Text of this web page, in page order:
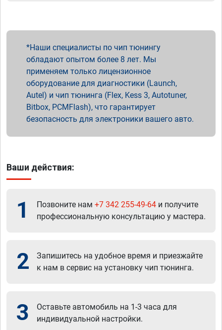
Наши специалисты по чип тюнингу
обладают опытом более 8 лет. Мы
применяем только лицензионное
оборудование для диагностики (Launch,
Autel) и чип тюнинга (Flex, Kess 3, Autotuner,
Bitbox, PCMFlash), что гарантирует
безопасность для электроники вашего авто.
Ваши действия:
1 Позвоните нам +7 342 255-49-64 и получите
профессиональную консультацию у мастера.
2
Запишитесь на удобное время и приезжайте
к нам в сервис на установку чип тюнинга.
3
Оставьте автомобиль на 1-3 часа для
индивидуальной настройки.